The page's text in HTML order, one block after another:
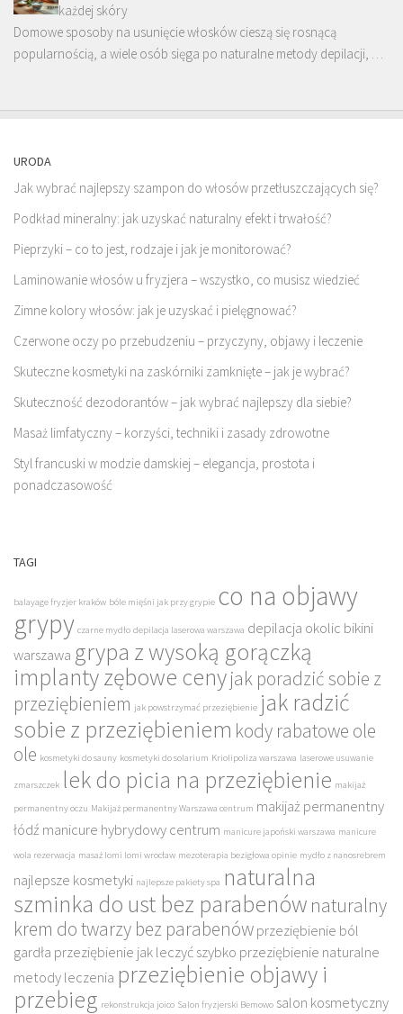
każdej skóry
Domowe sposoby na usunięcie włosków cieszą się rosnącą
popularnością, a wiele osób sięga po naturalne metody depilacji, …
URODA
Jak wybrać najlepszy szampon do włosów przetłuszczających się?
Podkład mineralny: jak uzyskać naturalny efekt i trwałość?
Pieprzyki – co to jest, rodzaje i jak je monitorować?
Laminowanie włosów u fryzjera – wszystko, co musisz wiedzieć
Zimne kolory włosów: jak je uzyskać i pielęgnować?
Czerwone oczy po przebudzeniu – przyczyny, objawy i leczenie
Skuteczne kosmetyki na zaskórniki zamknięte – jak je wybrać?
Skuteczność dezodorantów – jak wybrać najlepszy dla siebie?
Masaż limfatyczny – korzyści, techniki i zasady zdrowotne
Styl francuski w modzie damskiej – elegancja, prostota i
ponadczasowość
TAGI
balayage fryzjer kraków bóle mięśni jak przy grypie co na objawy
grypy czarne mydło depilacja laserowa warszawa depilacja okolic bikini
warszawa grypa z wysoką gorączką
implanty zębowe cenyjak poradzić sobie z
przeziębieniem jak powstrzymać przeziębienie jak radzić
sobie z przeziębieniem kody rabatowe ole
ole kosmetyki do sauny kosmetyki do solarium Kriolipoliza warszawa laserowe usuwanie
zmarszczek lek do picia na przeziębienie makijaż
permanentny oczu Makijaż permanentny Warszawa centrum makijaż permanentny
łódź manicure hybrydowy centrum manicure japoński warszawa manicure
wola rezerwacja masaż lomi lomi wrocław mezoterapia bezigłowa opinie mydło z nanosrebrem
najlepsze kosmetyki najlepsze pakiety spa naturalna
szminka do ust bez parabenów naturalny
krem do twarzy bez parabenówprzeziębienie ból
gardła przeziębienie jak leczyć szybko przeziębienie naturalne
metody leczenia przeziębienie objawy i
przebieg rekonstrukcja joico Salon fryzjerski Bemowo salon kosmetyczny